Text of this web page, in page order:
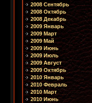
2008 Сентябрь
2008 Октябрь
2008 Декабрь
2009 Январь
2009 Март
2009 Май
2009 Июнь
2009 Июль
2009 Август
2009 Октябрь
2010 Январь
2010 Февраль
2010 Март
2010 Июнь